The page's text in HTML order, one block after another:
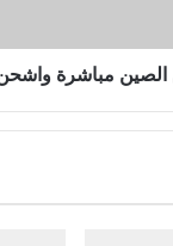
مباشرة